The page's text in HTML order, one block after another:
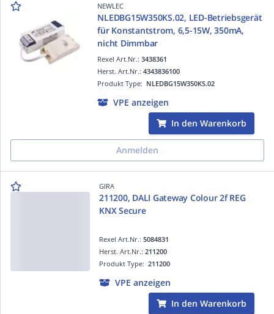
NEWLEC
NLEDBG15W350KS.02, LED-Betriebsgerät
für Konstantstrom, 6,5-15W, 350mA,
nicht Dimmbar
Rexel Art.Nr.:3438361
Produkt Type: NLEDBG15W350KS.02
Herst. Art.Nr.:4343836100
VPE anzeigen
In den Warenkorb
Anmelden
GIRA
211200, DALI Gateway Colour 2f REG
KNX Secure
Rexel Art.Nr.: 5084831
Produkt Type: 211200
Herst. Art.Nr.: 211200
VPE anzeigen
In den Warenkorb